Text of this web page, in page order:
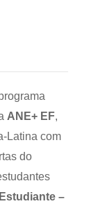
ANE+ EF,
Latina com
do
–